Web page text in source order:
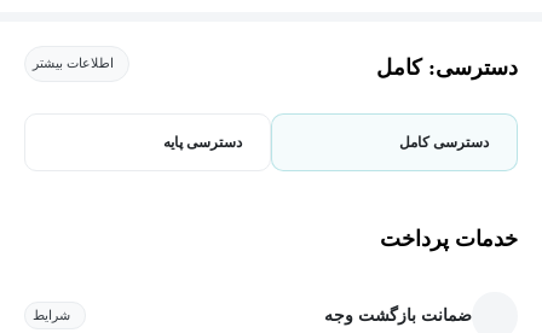
دسترسی: کامل اطلاعات بیشتر
دسترسی کامل دسترسی پایه
خدمات پرداخت
ضمانت بازگشت وجه شرایط